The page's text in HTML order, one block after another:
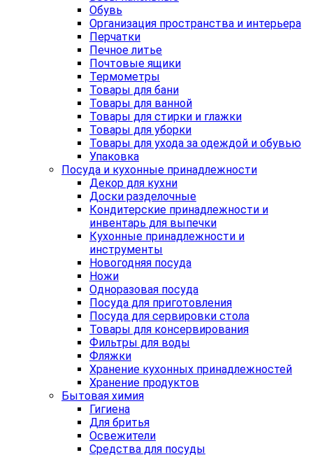
Обувь
Организация пространства и интерьера
Перчатки
Печное литье
Почтовые ящики
Термометры
Товары для бани
Товары для ванной
Товары для стирки и глажки
Товары для уборки
Товары для ухода за одеждой и обувью
Упаковка
Посуда и кухонные принадлежности
Декор для кухни
Доски разделочные
Кондитерские принадлежности и
инвентарь для выпечки
Кухонные принадлежности и
инструменты
Новогодняя посуда
Ножи
Одноразовая посуда
Посуда для приготовления
Посуда для сервировки стола
Товары для консервирования
Фильтры для воды
Фляжки
Хранение кухонных принадлежностей
Хранение продуктов
Бытовая химия
Гигиена
Для бритья
Освежители
Средства для посуды